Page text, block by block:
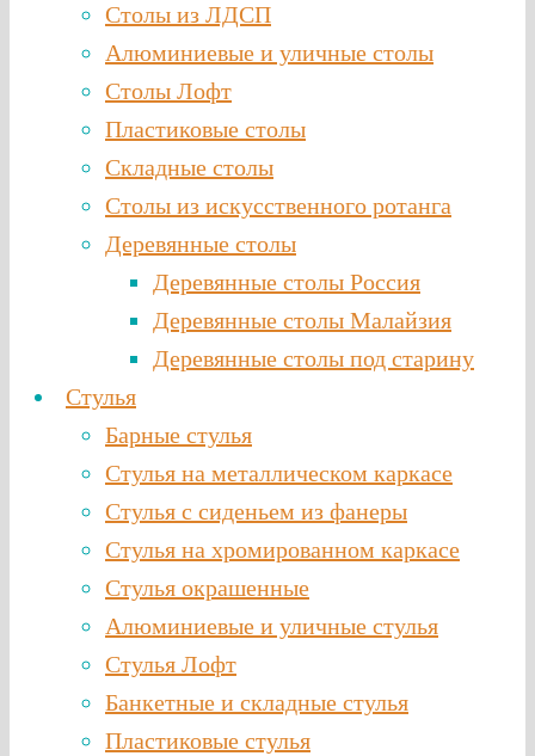
Столы из ЛДСП
Алюминиевые и уличные столы
Столы Лофт
Пластиковые столы
Складные столы
Столы из искусственного ротанга
Деревянные столы
Деревянные столы Россия
Деревянные столы Малайзия
Деревянные столы под старину
Стулья
Барные стулья
Стулья на металлическом каркасе
Стулья с сиденьем из фанеры
Стулья на хромированном каркасе
Стулья окрашенные
Алюминиевые и уличные стулья
Стулья Лофт
Банкетные и складные стулья
Пластиковые стулья